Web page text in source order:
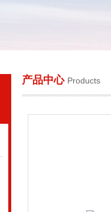
产品中心 Products